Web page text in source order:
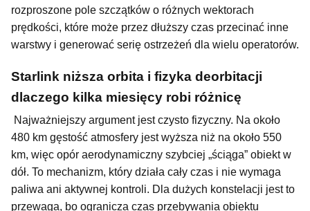
rozproszone pole szczątków o różnych wektorach
prędkości, które może przez dłuższy czas przecinać inne
warstwy i generować serię ostrzeżeń dla wielu operatorów.
Starlink niższa orbita i fizyka deorbitacji
dlaczego kilka miesięcy robi różnicę
Najważniejszy argument jest czysto fizyczny. Na około
480 km gęstość atmosfery jest wyższa niż na około 550
km, więc opór aerodynamiczny szybciej „ściąga” obiekt w
dół. To mechanizm, który działa cały czas i nie wymaga
paliwa ani aktywnej kontroli. Dla dużych konstelacji jest to
przewaga, bo ogranicza czas przebywania obiektu